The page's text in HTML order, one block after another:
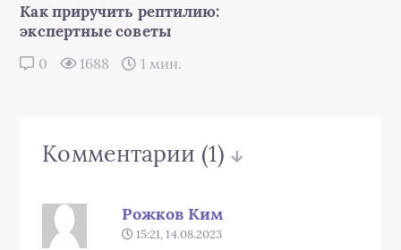
Как приручить рептилию:
экспертные советы
0 1688 1 мин.
Комментарии (1)
Рожков Ким
15:21, 14.08.2023